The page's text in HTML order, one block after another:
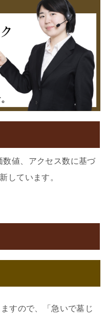
値、アクセス数に基づ
しています。
すので、「急いで墓じ